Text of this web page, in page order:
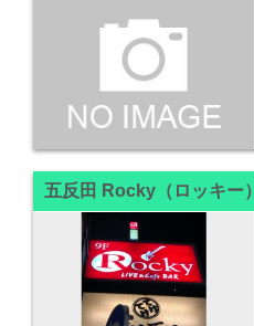
五反田 Rocky（ロッキー）